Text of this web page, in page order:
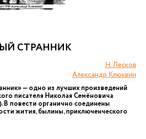
СТРАННИК
Н. Лесков
Александр Клюквин
— одно из лучших произведений
писателя Николая Семёновича
В повести органично соединены
жития, былины, приключенческого